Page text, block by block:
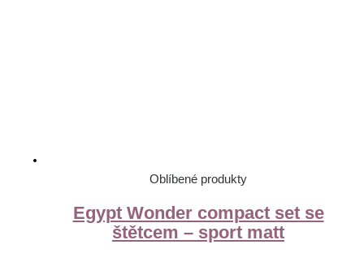
Oblíbené produkty
Egypt Wonder compact set se
štětcem – sport matt